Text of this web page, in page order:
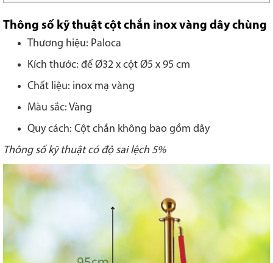
Thông số kỹ thuật cột chắn inox vàng dây chùng
Thương hiệu: Paloca
Kích thước: đế Ø32 x cột Ø5 x 95 cm
Chất liệu: inox mạ vàng
Màu sắc: Vàng
Quy cách: Cột chắn không bao gồm dây
Thông số kỹ thuật có độ sai lệch 5%